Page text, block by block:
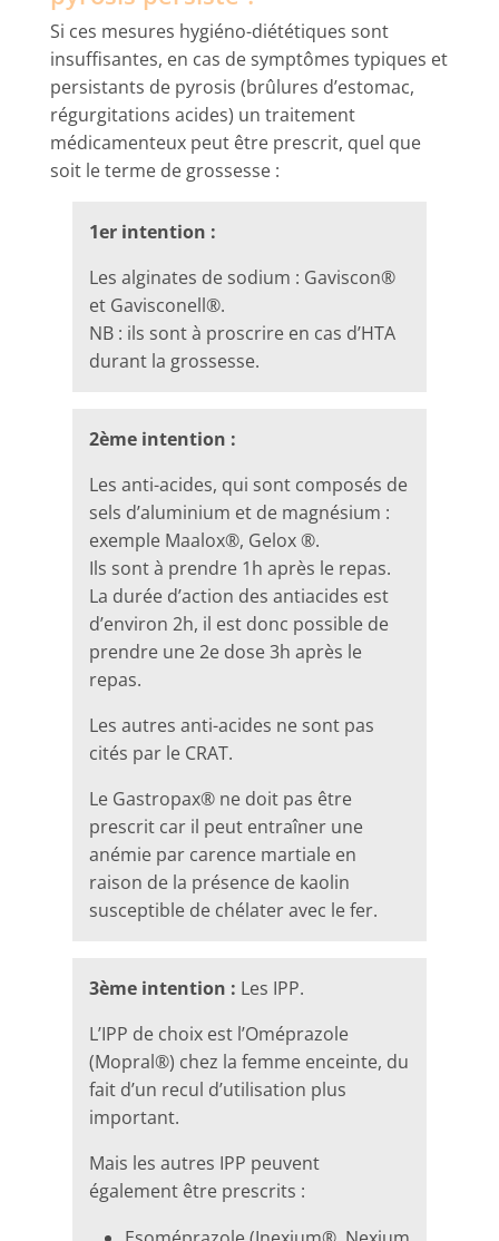
Si ces mesures hygiéno-diététiques sont
insuffisantes, en cas de symptômes typiques et
persistants de pyrosis (brûlures d’estomac,
régurgitations acides) un traitement
médicamenteux peut être prescrit, quel que
soit le terme de grossesse :
1er intention :
Les alginates de sodium : Gaviscon®
et Gavisconell®.
NB : ils sont à proscrire en cas d’HTA
durant la grossesse.
2ème intention :
Les anti-acides, qui sont composés de
sels d’aluminium et de magnésium :
exemple Maalox®, Gelox ®.
Ils sont à prendre 1h après le repas.
La durée d’action des antiacides est
d’environ 2h, il est donc possible de
prendre une 2e dose 3h après le
repas.
Les autres anti-acides ne sont pas
cités par le CRAT.
Le Gastropax® ne doit pas être
prescrit car il peut entraîner une
anémie par carence martiale en
raison de la présence de kaolin
susceptible de chélater avec le fer.
3ème intention : Les IPP.
L’IPP de choix est l’Oméprazole
(Mopral®) chez la femme enceinte, du
fait d’un recul d’utilisation plus
important.
Mais les autres IPP peuvent
également être prescrits :